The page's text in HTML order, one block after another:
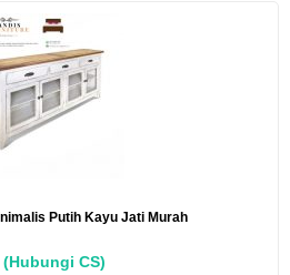
Putih Kayu Jati Murah
(Hubungi CS)